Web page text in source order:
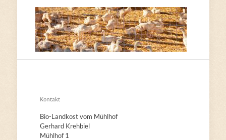
Kontakt
Bio-Landkost vom Mühlhof
Gerhard Krehbiel
Mühlhof 1